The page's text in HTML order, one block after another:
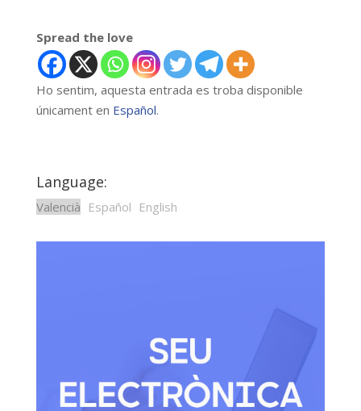
Spread the love
Ho sentim, aquesta entrada es troba disponible
únicament en Español.
Language:
Valencià Español English